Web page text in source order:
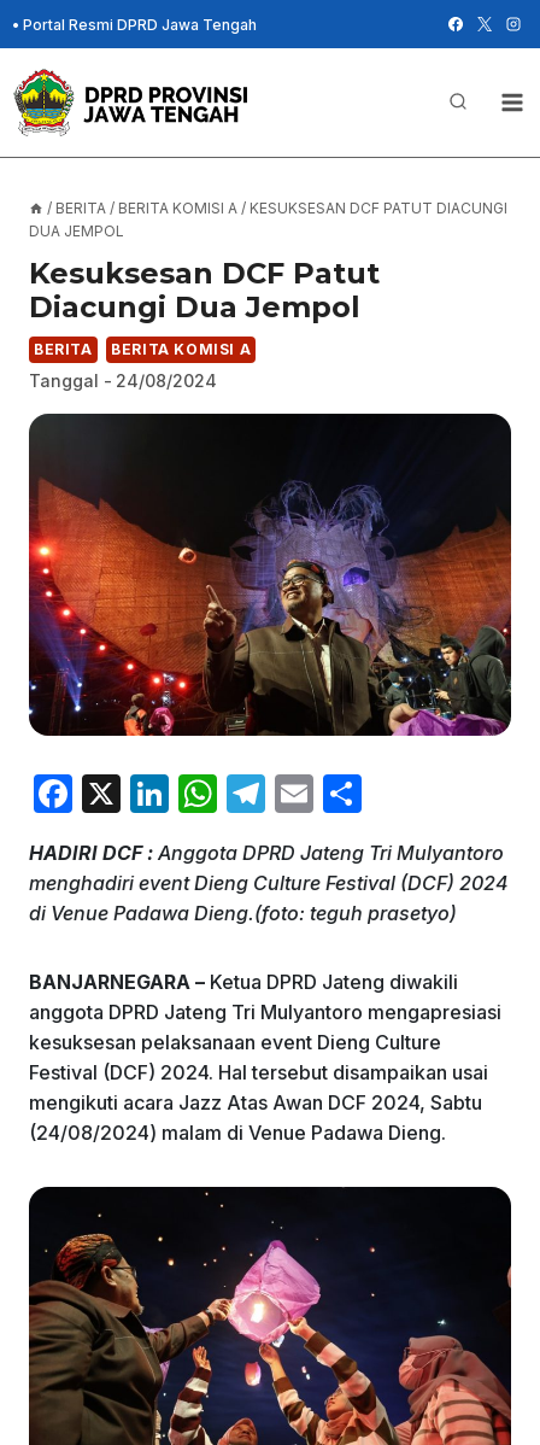
Skip
to
content
• Portal Resmi DPRD Jawa Tengah
/ BERITA / BERITA KOMISI A / KESUKSESAN DCF PATUT DIACUNGI
DUA JEMPOL
Kesuksesan DCF Patut
Diacungi Dua Jempol
BERITA BERITA KOMISI A
Tanggal - 24/08/2024
F
c
e
o
o
k
X
Li
k
e
n
W
at
s
p
p
T
e
gr
m
E
ai
l
ar
e
HADIRI DCF :Anggota DPRD Jateng Tri Mulyantoro
menghadiri event Dieng Culture Festival (DCF) 2024
di Venue Padawa Dieng.(foto: teguh prasetyo)
BANJARNEGARA – Ketua DPRD Jateng diwakili
anggota DPRD Jateng Tri Mulyantoro mengapresiasi
kesuksesan pelaksanaan event Dieng Culture
Festival (DCF) 2024. Hal tersebut disampaikan usai
mengikuti acara Jazz Atas Awan DCF 2024, Sabtu
(24/08/2024) malam di Venue Padawa Dieng.